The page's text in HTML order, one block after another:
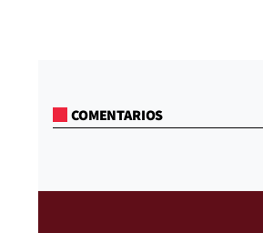
COMENTARIOS